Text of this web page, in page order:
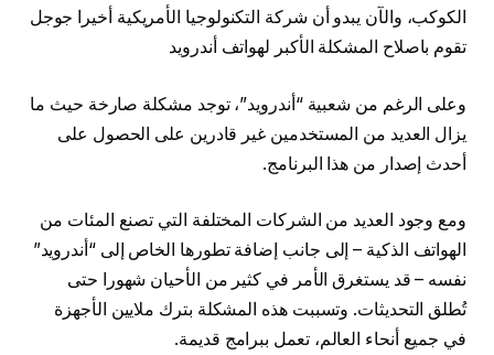
الكوكب، والآن يبدو أن شركة التكنولوجيا الأمريكية أخيرا جوجل
تقوم باصلاح المشكلة الأكبر لهواتف أندرويد
وعلى الرغم من شعبية “أندرويد”، توجد مشكلة صارخة حيث ما
يزال العديد من المستخدمين غير قادرين على الحصول على
أحدث إصدار من هذا البرنامج.
ومع وجود العديد من الشركات المختلفة التي تصنع المئات من
الهواتف الذكية – إلى جانب إضافة تطورها الخاص إلى “أندرويد”
نفسه – قد يستغرق الأمر في كثير من الأحيان شهورا حتى
تُطلق التحديثات. وتسببت هذه المشكلة بترك ملايين الأجهزة
في جميع أنحاء العالم، تعمل ببرامج قديمة.